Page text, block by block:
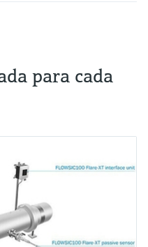
para cada